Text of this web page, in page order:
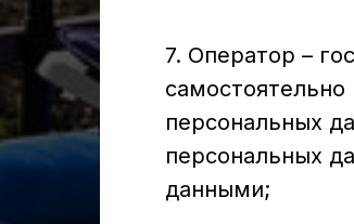
7. Оператор –
персональных
персональных
данными;